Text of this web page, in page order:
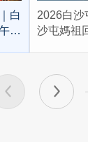
白
2026白沙
沙屯媽祖